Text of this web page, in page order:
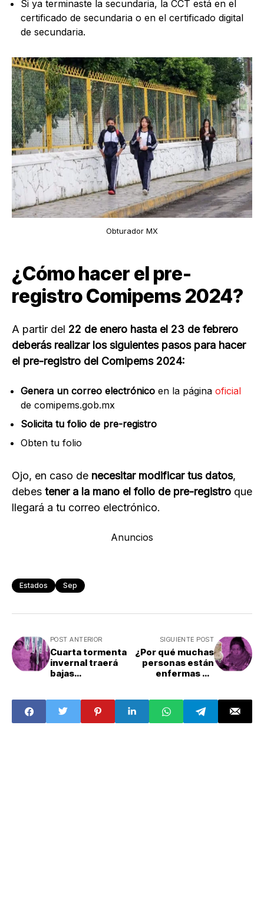
Si ya terminaste la secundaria, la CCT está en el
certificado de secundaria o en el certificado digital
de secundaria.
Obturador MX
¿Cómo hacer el pre-
registro Comipems 2024?
A partir del 22 de enero hasta el 23 de febrero
deberás realizar los siguientes pasos para hacer
el pre-registro del Comipems 2024:
Genera un correo electrónico en la página oficial
de comipems.gob.mx
Solicita tu folio de pre-registro
Obten tu folio
Ojo, en caso de necesitar modificar tus datos,
debes tener a la mano el folio de pre-registro que
llegará a tu correo electrónico.
Anuncios
Estados Sep
POST ANTERIOR
Cuarta tormenta
invernal traerá
bajas
enero
SIGUIENTE POST
¿Por qué muchas
personas están
enfermas de